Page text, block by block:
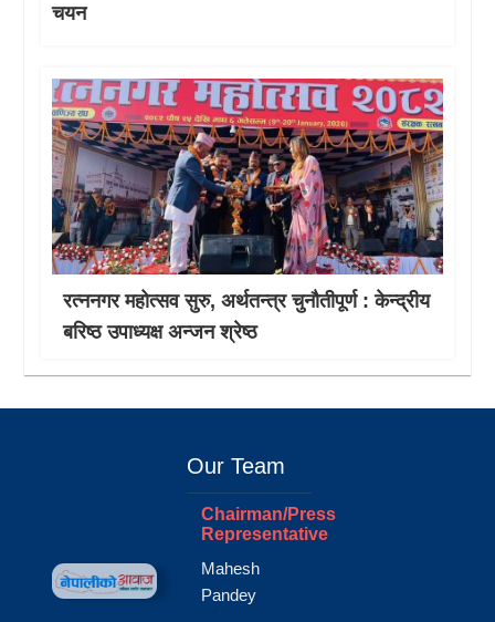
चयन
रत्ननगर महोत्सव सुरु, अर्थतन्त्र चुनौतीपूर्ण : केन्द्रीय
बरिष्ठ उपाध्यक्ष अन्जन श्रेष्ठ
Our Team
Chairman/Press
Representative
Mahesh
Pandey